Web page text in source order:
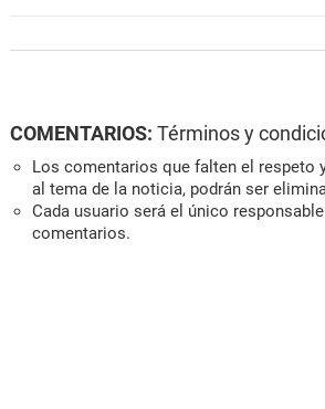
COMENTARIOS: Términos y
Los comentarios que falten el respeto
al tema de la noticia, podrán ser
Cada usuario será el único
comentarios.